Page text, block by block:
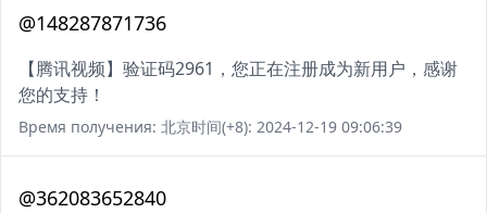
@148287871736
【腾讯视频】验证码2961，您正在注册成为新用户，感谢
您的支持！
Время получения: 北京时间(+8): 2024-12-19 09:06:39
@362083652840